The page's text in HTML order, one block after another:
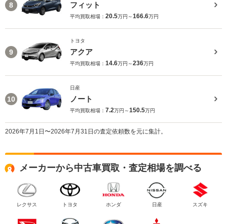
8 フィット
平均買取相場： 20.5万円～166.6万円
9
トヨタ
アクア
平均買取相場： 14.6万円～236万円
10
日産
ノート
平均買取相場： 7.2万円～150.5万円
2026年7月1日〜2026年7月31日の査定依頼数を元に集計。
メーカーから中古車買取・査定相場を調べる
レクサス トヨタ ホンダ 日産 スズキ